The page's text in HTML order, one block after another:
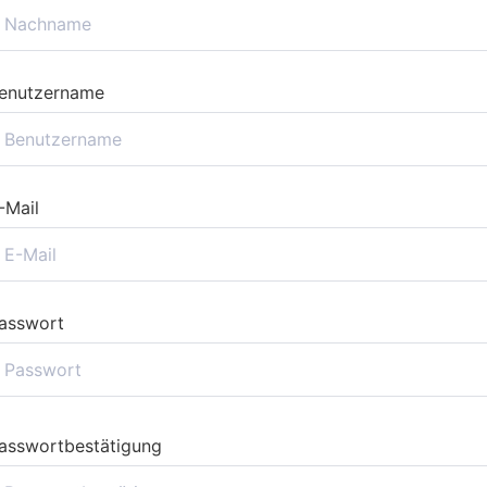
Mail